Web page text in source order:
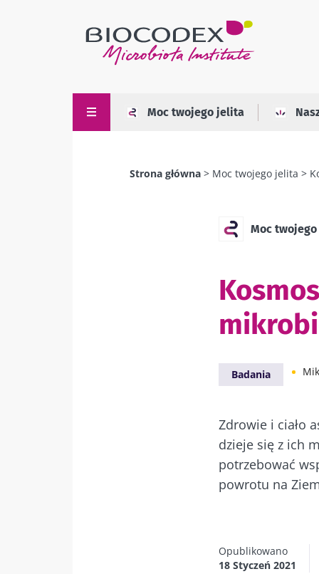
Moc twojego jelita
Strona główna Moc twojego jelita
Moc
Badania
Zdrowie i ciało
dzieje się z ich
potrzebować
powrotu na
Opublikowano
18 Styczeń 2021